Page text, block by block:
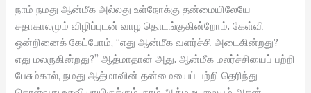
நாம் நமது ஆன்மீக அல்லது உள்நோக்கு தன்மையிலேயே
சதாகாலமும் விழிப்புடன் வாழ தொடங்குகின்றோம். கேள்வி
ஒன்றினைக் கேட்போம், “எது ஆன்மீக வளர்ச்சி அடைகின்றது?
எது மலருகின்றது?” ஆத்மாதான் அது. ஆன்மீக மலர்ச்சியைப் பற்றி
பேசும்கால், நமது ஆத்மாவின் தன்மையைப் பற்றி தெரிந்து